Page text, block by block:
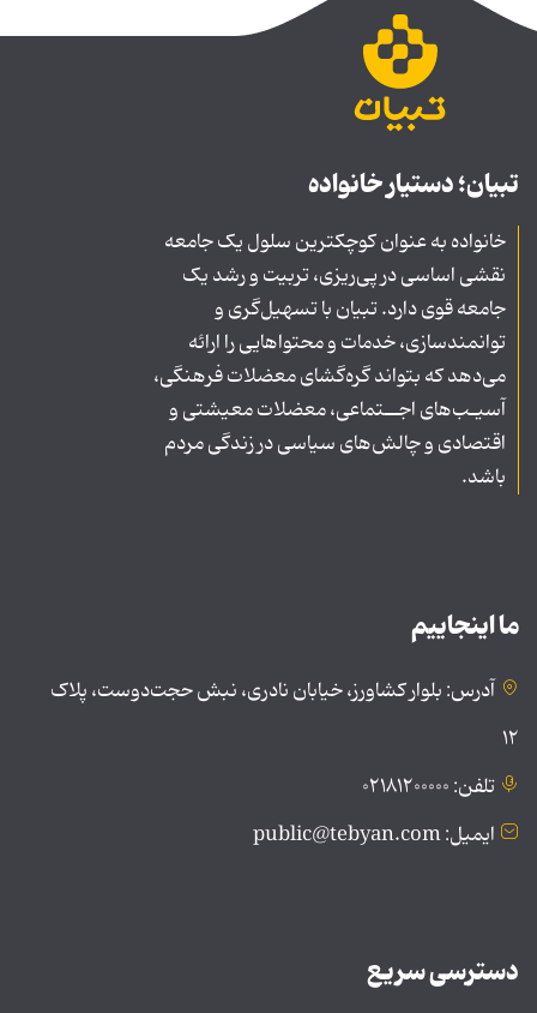
تبیان؛ دستیار خانواده
خانواده به عنوان کوچکترین سلول یک جامعه
نقشی اساسی در پی‌ریزی، تربیت و رشد یک
جامعه قوی دارد. تبیان با تسهیل‌گری و
توانمندسازی، خدمات و محتواهایی را ارائه
می‌دهد که بتواند گره‌گشای معضلات فرهنگی،
آسیـب‌های اجــتماعی، معضلات معیشتی و
اقتصادی و چالش‌های سیاسی در زندگی مردم
باشد.
ما اینجاییم
آدرس: بلوار کشاورز، خیابان نادری، نبش حجت‌دوست، پلاک
۱۲
تلفن: ۰۲۱۸۱۲۰۰۰۰۰
ایمیل: public@tebyan.com
دسترسی سریع